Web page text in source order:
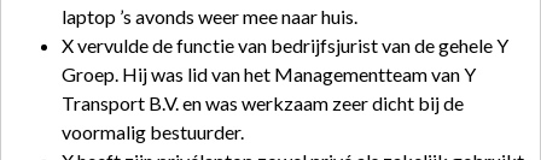
laptop ’s avonds weer mee naar huis.
X vervulde de functie van bedrijfsjurist van de gehele Y
Groep. Hij was lid van het Managementteam van Y
Transport B.V. en was werkzaam zeer dicht bij de
voormalig bestuurder.